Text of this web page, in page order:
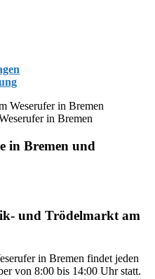
in Bremen
in Bremen und
und Trödelmarkt am
in Bremen findet jeden
von 8:00 bis 14:00 Uhr statt.